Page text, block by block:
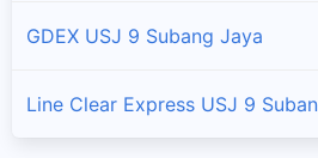
GDEX USJ 9 Subang Jaya
Line Clear Express USJ 9